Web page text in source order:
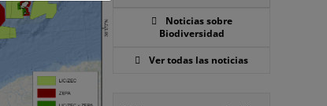
Noticias sobre
Biodiversidad
Ver todas las noticias